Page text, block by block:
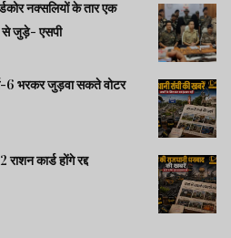
नक्सलियों के तार एक
से जुड़े- एसपी
6 भरकर जुड़वा सकते वोटर
कार्ड होंगे रद्द